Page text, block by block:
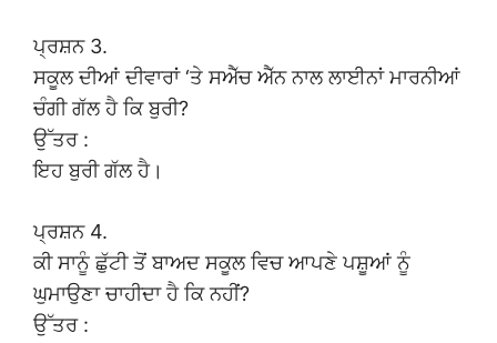
ਪ੍ਰਸ਼ਨ 3.
ਸਕੂਲ ਦੀਆਂ ਦੀਵਾਰਾਂ ‘ਤੇ ਸਐੱਚ ਐੱਨ ਨਾਲ ਲਾਈਨਾਂ ਮਾਰਨੀਆਂ
ਚੰਗੀ ਗੱਲ ਹੈ ਕਿ ਬੁਰੀ?
ਉੱਤਰ :
ਇਹ ਬੁਰੀ ਗੱਲ ਹੈ।
ਪ੍ਰਸ਼ਨ 4.
ਕੀ ਸਾਨੂੰ ਛੁੱਟੀ ਤੋਂ ਬਾਅਦ ਸਕੂਲ ਵਿਚ ਆਪਣੇ ਪਸ਼ੂਆਂ ਨੂੰ
ਘੁਮਾਉਣਾ ਚਾਹੀਦਾ ਹੈ ਕਿ ਨਹੀਂ?
ਉੱਤਰ :